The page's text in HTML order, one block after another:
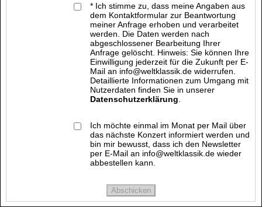
* Ich stimme zu, dass meine Angaben aus
dem Kontaktformular zur Beantwortung
meiner Anfrage erhoben und verarbeitet
werden. Die Daten werden nach
abgeschlossener Bearbeitung Ihrer
Anfrage gelöscht. Hinweis: Sie können Ihre
Einwilligung jederzeit für die Zukunft per E-
Mail an info@weltklassik.de widerrufen.
Detaillierte Informationen zum Umgang mit
Nutzerdaten finden Sie in unserer
Datenschutzerklärung
Ich möchte einmal im Monat per Mail über
das nächste Konzert informiert werden und
bin mir bewusst, dass ich den Newsletter
per E-Mail an info@weltklassik.de wieder
abbestellen kann.